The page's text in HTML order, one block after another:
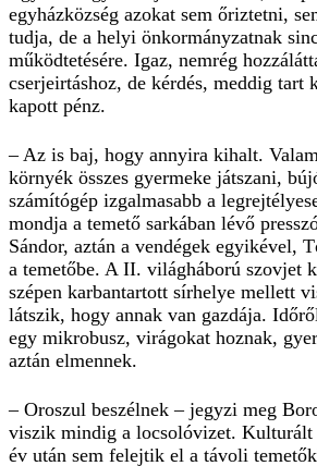
egyházközség azokat sem őriztetni,
tudja, de a helyi önkormányzatnak
működtetésére. Igaz, nemrég
cserjeirtáshoz, de kérdés, meddig tart
kapott pénz.
– Az is baj, hogy annyira kihalt.
környék összes gyermeke játszani,
számítógép izgalmasabb a
mondja a temető sarkában lévő
Sándor, aztán a vendégek egyikével,
a temetőbe. A II. világháború szovjet
szépen karbantartott sírhelye mellett
látszik, hogy annak van gazdája.
egy mikrobusz, virágokat hoznak,
aztán elmennek.
– Oroszul beszélnek – jegyzi meg
viszik mindig a locsolóvizet. Kulturált
év után sem felejtik el a távoli